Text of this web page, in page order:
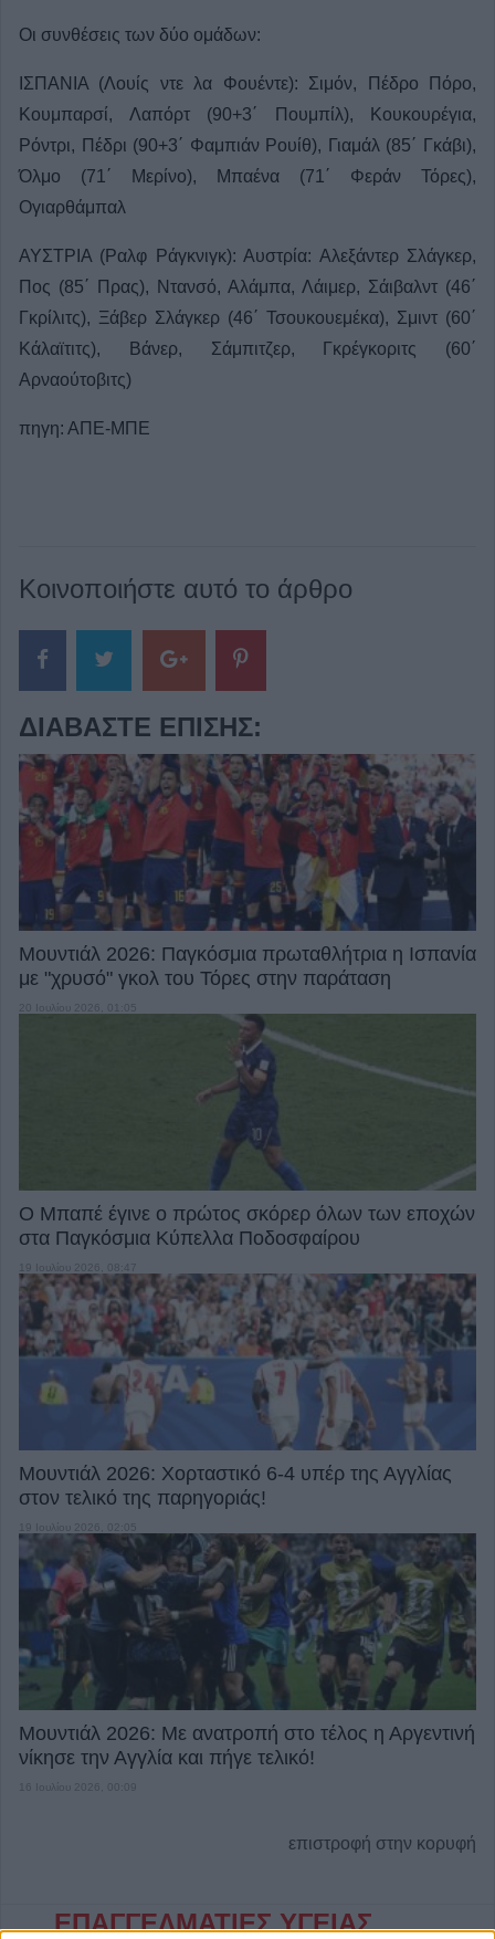
Οι συνθέσεις των δύο ομάδων:
ΙΣΠΑΝΙΑ (Λουίς ντε λα Φουέντε): Σιμόν, Πέδρο Πόρο,
Κουμπαρσί, Λαπόρτ (90+3΄ Πουμπίλ), Κουκουρέγια,
Ρόντρι, Πέδρι (90+3΄ Φαμπιάν Ρουίθ), Γιαμάλ (85΄ Γκάβι),
Όλμο (71΄ Μερίνο), Μπαένα (71΄ Φεράν Τόρες),
Ογιαρθάμπαλ
ΑΥΣΤΡΙΑ (Ραλφ Ράγκνιγκ): Αυστρία: Αλεξάντερ Σλάγκερ,
Πος (85΄ Πρας), Ντανσό, Αλάμπα, Λάιμερ, Σάιβαλντ (46΄
Γκρίλιτς), Ξάβερ Σλάγκερ (46΄ Τσουκουεμέκα), Σμιντ (60΄
Κάλαϊτιτς), Βάνερ, Σάμπιτζερ, Γκρέγκοριτς (60΄
Αρναούτοβιτς)
πηγη: ΑΠΕ-ΜΠΕ
Κοινοποιήστε αυτό το άρθρο
ΔΙΑΒΆΣΤΕ ΕΠΊΣΗΣ:
Μουντιάλ 2026: Παγκόσμια πρωταθλήτρια η Ισπανία
με "χρυσό" γκολ του Τόρες στην παράταση
Ο Μπαπέ έγινε ο πρώτος σκόρερ όλων των εποχών
στα Παγκόσμια Κύπελλα Ποδοσφαίρου
19 Ιουλίου 2026, 08:47
Μουντιάλ 2026: Χορταστικό 6-4 υπέρ της Αγγλίας
στον τελικό της παρηγοριάς!
19 Ιουλίου 2026, 02:05
Μουντιάλ 2026: Με ανατροπή στο τέλος η Αργεντινή
νίκησε την Αγγλία και πήγε τελικό!
16 Ιουλίου 2026, 00:09
επιστροφή στην κορυφή
ΕΠΑΓΓΕΛΜΑΤΙΕΣ ΥΓΕΙΑΣ